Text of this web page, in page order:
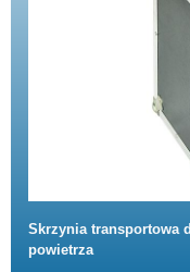
Skrzynia transportowa
powietrza